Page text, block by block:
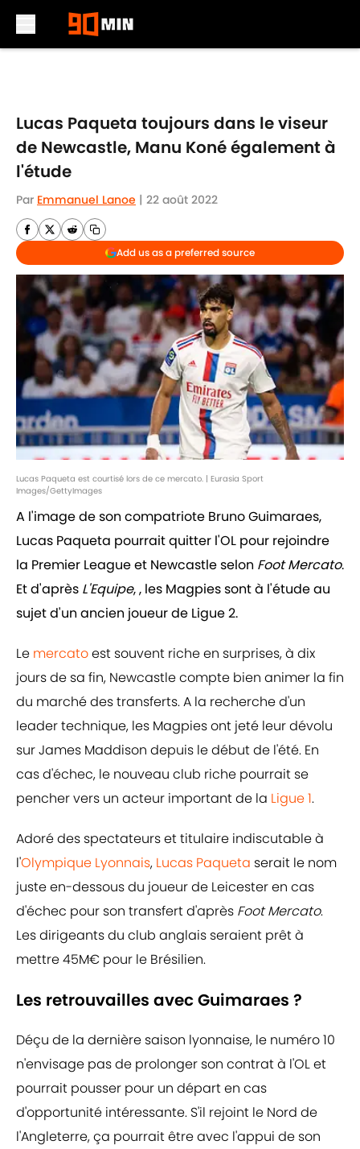
Lucas Paqueta toujours dans le viseur
de Newcastle, Manu Koné également à
l'étude
Par Emmanuel Lanoe | 22 août 2022
Add us as a preferred source
Lucas Paqueta est courtisé lors de ce mercato. | Eurasia Sport
Images/GettyImages
A l'image de son compatriote Bruno Guimaraes,
Lucas Paqueta pourrait quitter l'OL pour rejoindre
la Premier League et Newcastle selon Foot Mercato.
Et d'après L'Equipe, , les Magpies sont à l'étude au
sujet d'un ancien joueur de Ligue 2.
Le mercatoest souvent riche en surprises, à dix
jours de sa fin, Newcastle compte bien animer la fin
du marché des transferts. A la recherche d'un
leader technique, les Magpies ont jeté leur dévolu
sur James Maddison depuis le début de l'été. En
cas d'échec, le nouveau club riche pourrait se
pencher vers un acteur important de la Ligue 1.
Adoré des spectateurs et titulaire indiscutable à
l'Olympique Lyonnais, Lucas Paqueta serait le nom
juste en-dessous du joueur de Leicester en cas
d'échec pour son transfert d'après Foot Mercato.
Les dirigeants du club anglais seraient prêt à
mettre 45M€ pour le Brésilien.
Les retrouvailles avec Guimaraes ?
Déçu de la dernière saison lyonnaise, le numéro 10
n'envisage pas de prolonger son contrat à l'OL et
pourrait pousser pour un départ en cas
d'opportunité intéressante. S'il rejoint le Nord de
l'Angleterre, ça pourrait être avec l'appui de son